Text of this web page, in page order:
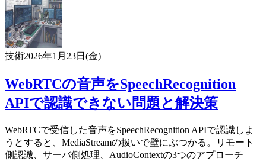
技術2026年1月23日(金)
WebRTCの音声をSpeechRecognition
APIで認識できない問題と解決策
WebRTCで受信した音声をSpeechRecognition APIで認識しよ
うとすると、MediaStreamの扱いで壁にぶつかる。リモート
側認識、サーバ側処理、AudioContextの3つのアプローチ